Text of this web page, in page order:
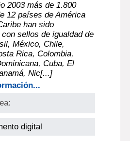
2003 más de 1.800
12 países de América
han sido
sellos de igualdad de
México, Chile,
Rica, Colombia,
Cuba, El
Nic[...]
digital